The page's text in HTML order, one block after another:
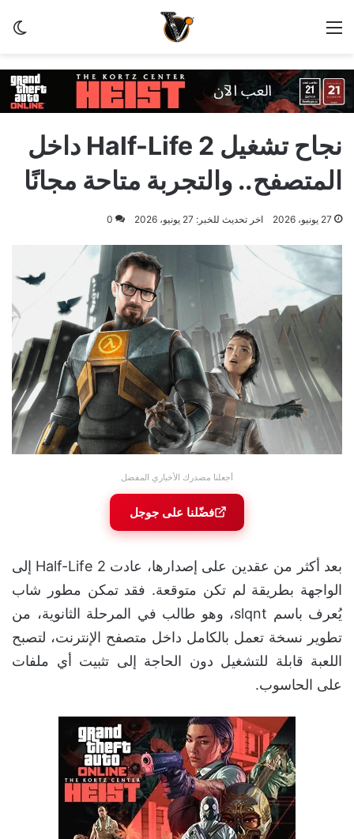
القائمة
نجاح تشغيل Half-Life 2 داخل
المتصفح.. والتجربة متاحة مجانًا
27 يونيو، 2026 اخر تحديث للخبر: 27 يونيو، 2026 0
أجعلنا مصدرك الأخباري المفضل
فضّلنا على جوجل
بعد أكثر من عقدين على إصدارها، عادت Half-Life 2 إلى
الواجهة بطريقة لم تكن متوقعة. فقد تمكن مطور شاب
يُعرف باسم slqnt، وهو طالب في المرحلة الثانوية، من
تطوير نسخة تعمل بالكامل داخل متصفح الإنترنت، لتصبح
اللعبة قابلة للتشغيل دون الحاجة إلى تثبيت أي ملفات
على الحاسوب.